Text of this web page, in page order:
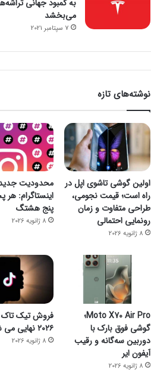
به کمبود جهانی
می‌بخشد
7 سپتامبر 2021
نوشته‌های تازه
اولین گوشی تاشوی اپل در
راه است؛ قیمت نجومی،
طراحی متفاوت و زمان
رونمایی احتمالی
8 ژانویه 2026
محدودیت
اینستاگرام:
پنج هشتگ
8 ژانویه 2026
Moto X70 Air Pro؛
گوشی فوق بارک با
دوربین سه‌گانه و رقیب
آیفون ایر
8 ژانویه 2026
فروش تیک تاک
۲۰۲۶ نهایی می شود
8 ژانویه 2026